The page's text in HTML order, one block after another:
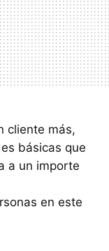
cliente más,
básicas que
a un importe
en este